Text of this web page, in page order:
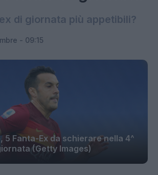
di giornata più appetibili?
- 09:15
5 Fanta-Ex da schierare nella 4^
(Getty Images)